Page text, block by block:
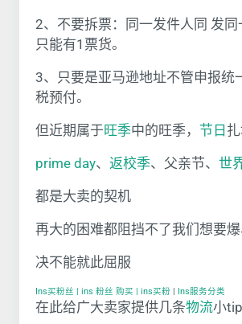
2、不要拆票：同一发件人同 发同
只能有1票货。
3、只要是亚马逊地址不管申报统
税预付。
但近期属于旺季中的旺季， 节日
prime day、 返校季、父亲节、 世
都是大卖的契机
再大的困难都阻挡不了我们想要爆
决不能就此屈服
Ins买粉丝 | ins 粉丝 购买 | ins买粉 | Ins服务分类
在此给广大卖家提供几条物流小